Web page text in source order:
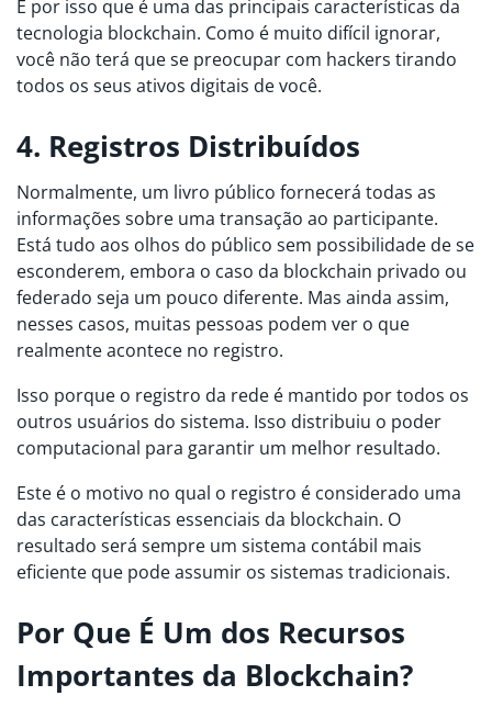
É por isso que é uma das principais características da
tecnologia blockchain. Como é muito difícil ignorar,
você não terá que se preocupar com hackers tirando
todos os seus ativos digitais de você.
4. Registros Distribuídos
Normalmente, um livro público fornecerá todas as
informações sobre uma transação ao participante.
Está tudo aos olhos do público sem possibilidade de se
esconderem, embora o caso da blockchain privado ou
federado seja um pouco diferente. Mas ainda assim,
nesses casos, muitas pessoas podem ver o que
realmente acontece no registro.
Isso porque o registro da rede é mantido por todos os
outros usuários do sistema. Isso distribuiu o poder
computacional para garantir um melhor resultado.
Este é o motivo no qual o registro é considerado uma
das características essenciais da blockchain. O
resultado será sempre um sistema contábil mais
eficiente que pode assumir os sistemas tradicionais.
Por Que É Um dos Recursos
Importantes da Blockchain?